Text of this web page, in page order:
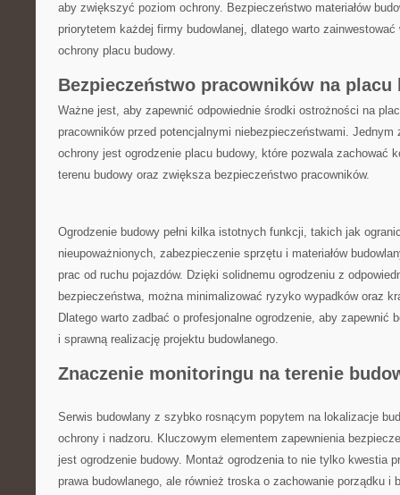
aby zwiększyć poziom​ ochrony. Bezpieczeństwo materiałów
⁢priorytetem każdej firmy budowlanej, ⁤dlatego warto zainwestować
ochrony placu budowy.
Bezpieczeństwo pracowników⁤ na placu
Ważne jest, aby zapewnić odpowiednie środki ostrożności na
pracowników przed potencjalnymi niebezpieczeństwami. Jednym⁢
ochrony ⁣jest ogrodzenie placu⁤ budowy, które pozwala zachować
terenu⁤ budowy oraz zwiększa bezpieczeństwo pracowników.
Ogrodzenie budowy⁢ pełni kilka istotnych funkcji, takich⁣ jak
nieupoważnionych, ‌zabezpieczenie sprzętu⁣ i materiałów
prac od ruchu pojazdów. Dzięki solidnemu ogrodzeniu ​z
bezpieczeństwa, można minimalizować ryzyko wypadków oraz⁣
Dlatego⁤ warto zadbać o profesjonalne ogrodzenie, aby ​zapewnić​
i sprawną realizację⁢ projektu budowlanego.
Znaczenie monitoringu na terenie
Serwis​ budowlany ⁤z szybko rosnącym popytem na ‌lokalizacje
ochrony i nadzoru. Kluczowym⁣ elementem‌ zapewnienia
⁣jest ogrodzenie budowy. ‍Montaż‌ ogrodzenia to nie tylko ⁤kwestia
prawa budowlanego, ale również⁢ troska o ​zachowanie ​porządku⁣ i⁣